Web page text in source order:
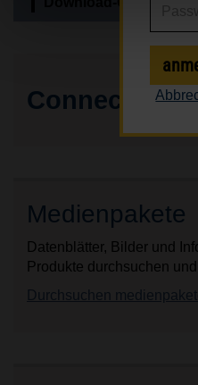
Connect with
Medienpakete
Datenblätter, Bilder und
Produkte durchsuchen
Durchsuchen